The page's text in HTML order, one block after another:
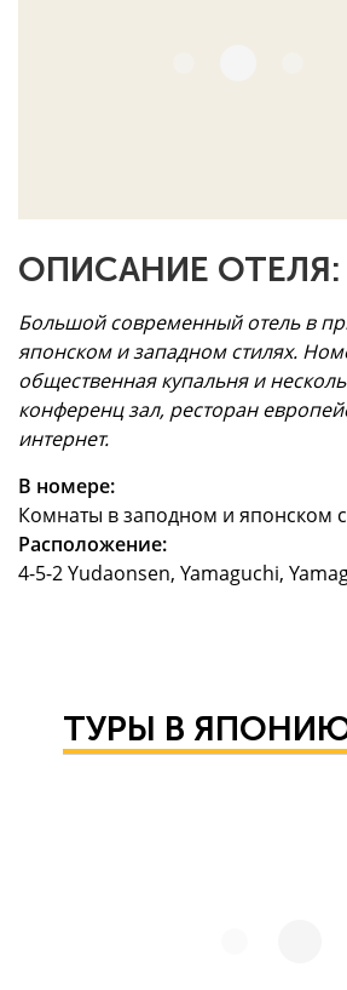
ОПИСАНИЕ ОТЕЛЯ:
Большой современный отель в
японском и западном стилях.
общественная купальня и
конференц зал, ресторан
интернет.
В номере:
Комнаты в заподном и японском
Расположение:
4-5-2 Yudaonsen, Yamaguchi,
ТУРЫ В